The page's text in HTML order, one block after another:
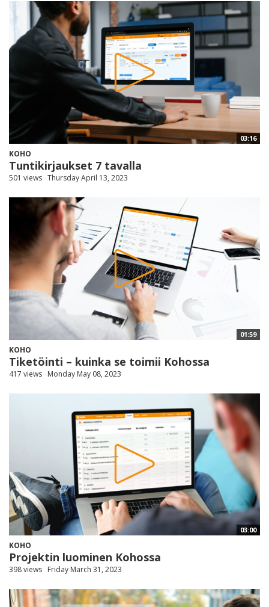
03:16
KOHO
Tuntikirjaukset 7 tavalla
501 views Thursday April 13, 2023
01:59
KOHO
Tiketöinti – kuinka se toimii Kohossa
417 views Monday May 08, 2023
03:00
KOHO
Projektin luominen Kohossa
398 views Friday March 31, 2023